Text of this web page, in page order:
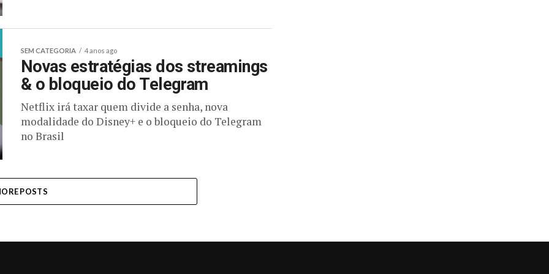
SEM CATEGORIA 4 anos ago
Novas estratégias dos streamings
& o bloqueio do Telegram
Netflix irá taxar quem divide a senha, nova
modalidade do Disney+ e o bloqueio do Telegram
no Brasil
POSTS